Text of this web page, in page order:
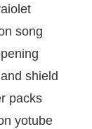
song
shield
packs
yotube